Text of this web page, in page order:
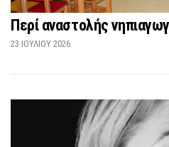
Περί αναστολής
23 ΙΟΥΛΊΟΥ 2026